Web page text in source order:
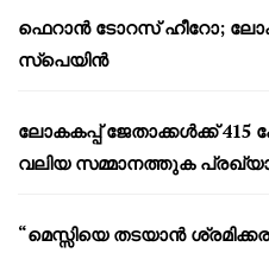
ഫെറാൻ ടോറസ് ഹീറോ;
സ്പെയിൻ
ലോകകപ്പ് ജേതാക്കൾക്ക് 415
വലിയ സമ്മാനത്തുക
“മെസ്സിയെ തടയാൻ